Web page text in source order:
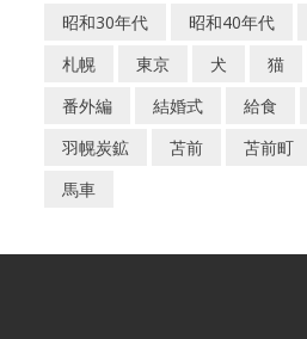
昭和30年代
昭和40年代
札幌
東京 犬 猫
番外編
結婚式 給食
羽幌炭鉱
苫前 苫前町
馬車